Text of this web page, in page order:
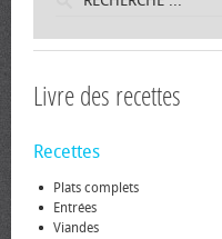
Livre des recettes
Recettes
Plats complets
Entrées
Viandes